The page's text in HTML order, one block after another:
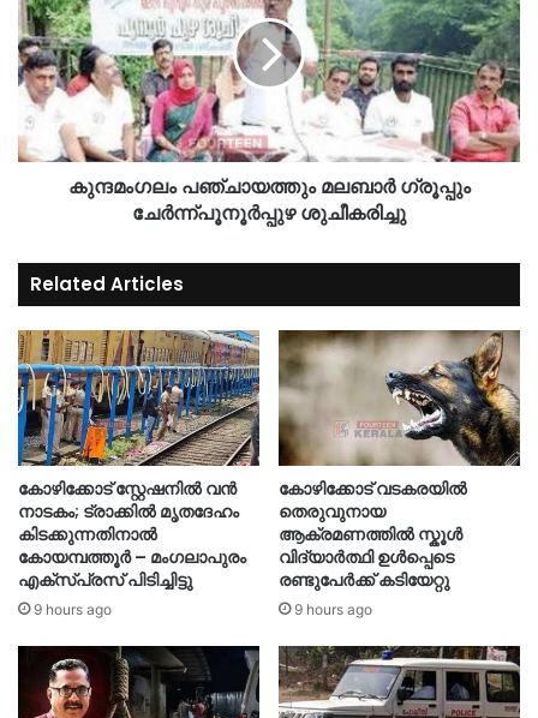
കുന്ദമംഗലം പഞ്ചായത്തും മലബാർ ഗ്രൂപ്പും
ചേർന്ന്പൂനൂർപ്പുഴ ശുചീകരിച്ചു
Related Articles
കോഴിക്കോട് സ്റ്റേഷനിൽ വൻ
നാടകം; ട്രാക്കിൽ മൃതദേഹം
കിടക്കുന്നതിനാൽ
കോയമ്പത്തൂർ – മംഗലാപുരം
എക്സ്പ്രസ് പിടിച്ചിട്ടു
9 hours ago
കോഴിക്കോട് വടകരയിൽ
തെരുവുനായ
ആക്രമണത്തിൽ സ്കൂൾ
വിദ്യാർത്ഥി ഉൾപ്പെടെ
രണ്ടുപേർക്ക് കടിയേറ്റു
9 hours ago